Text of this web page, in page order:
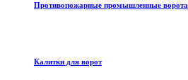
Противопожарные промышленные ворота
Калитки для ворот